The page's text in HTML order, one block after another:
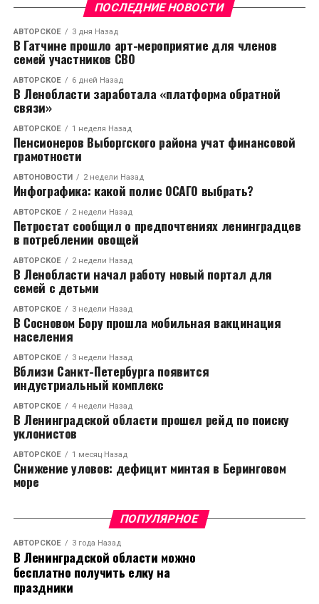
ПОСЛЕДНИЕ НОВОСТИ
АВТОРСКОЕ 3 дня Назад
В Гатчине прошло арт-мероприятие для членов
семей участников СВО
АВТОРСКОЕ 6 дней Назад
В Ленобласти заработала «платформа обратной
связи»
АВТОРСКОЕ 1 неделя Назад
Пенсионеров Выборгского района учат финансовой
грамотности
АВТОНОВОСТИ 2 недели Назад
Инфографика: какой полис ОСАГО выбрать?
АВТОРСКОЕ 2 недели Назад
Петростат сообщил о предпочтениях ленинградцев
в потреблении овощей
АВТОРСКОЕ 2 недели Назад
В Ленобласти начал работу новый портал для
семей с детьми
АВТОРСКОЕ 3 недели Назад
В Сосновом Бору прошла мобильная вакцинация
населения
АВТОРСКОЕ 3 недели Назад
Вблизи Санкт-Петербурга появится
индустриальный комплекс
АВТОРСКОЕ 4 недели Назад
В Ленинградской области прошел рейд по поиску
уклонистов
АВТОРСКОЕ 1 месяц Назад
Снижение уловов: дефицит минтая в Беринговом
море
ПОПУЛЯРНОЕ
АВТОРСКОЕ 3 года Назад
В Ленинградской области можно
бесплатно получить елку на
праздники